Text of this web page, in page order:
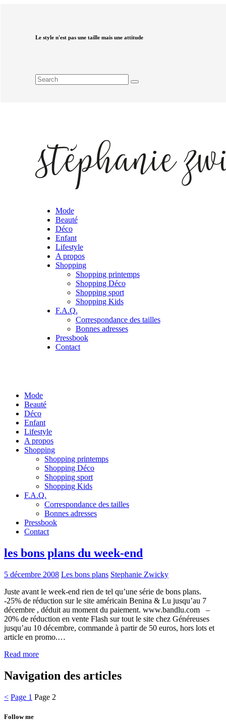
Le style n'est pas une taille mais une attitude
Mode
Beauté
Déco
Enfant
Lifestyle
A propos
Shopping
Shopping printemps
Shopping Déco
Shopping sport
Shopping Kids
F.A.Q.
Correspondance des tailles
Bonnes adresses
Pressbook
Contact
Mode
Beauté
Déco
Enfant
Lifestyle
A propos
Shopping
Shopping printemps
Shopping Déco
Shopping sport
Shopping Kids
F.A.Q.
Correspondance des tailles
Bonnes adresses
Pressbook
Contact
les bons plans du week-end
5 décembre 2008 Les bons plans Stephanie Zwicky
Juste avant le week-end rien de tel qu’une série de bons plans.
-25% de réduction sur le site américain Benina & Lu jusqu’au 7
décembre , déduit au moment du paiement. www.bandlu.com –
20% de réduction en vente Flash sur tout le site chez Généreuses
jusqu’au 10 décembre, commande à partir de 50 euros, hors lots et
article en promo.…
Read more
Navigation des articles
< Page 1 Page 2
Follow me